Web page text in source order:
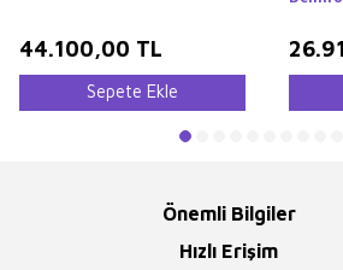
Constantinople
44.100,00 TL
Sepete Ekle
Önemli Bilgiler
Hızlı Erişim